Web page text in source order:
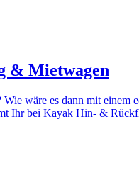
& Mietwagen
wäre es dann mit einem
Ihr bei Kayak Hin- &